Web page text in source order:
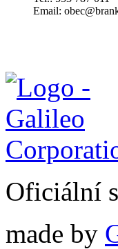
Email:
Oficiální
made by